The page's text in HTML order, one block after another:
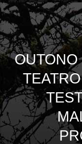
accesibilidade.